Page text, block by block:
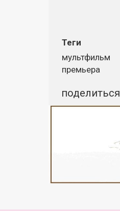
Теги
мультфильм
премьера
поделиться